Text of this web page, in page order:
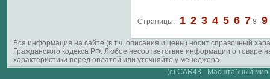
Страницы: 1 2 3 4 5 6 7 8 9
Вся информация на сайте (в т.ч. описания и цены) носит справочный
Гражданского кодекса РФ. Любое несоответствие информации о
характеристики перед оплатой или уточняйте у менеджера.
(c) CAR43 - Масштабный мир